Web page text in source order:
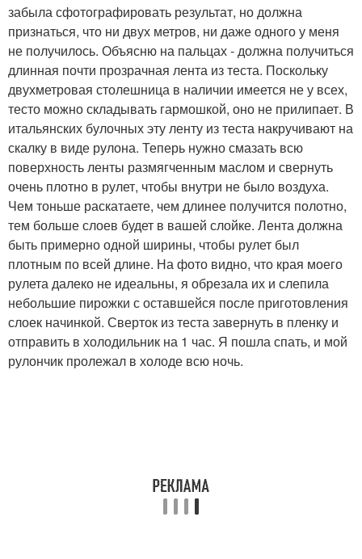
забыла сфотографировать результат, но должна
признаться, что ни двух метров, ни даже одного у меня
не получилось. Объясню на пальцах - должна получиться
длинная почти прозрачная лента из теста. Поскольку
двухметровая столешница в наличии имеется не у всех,
тесто можно складывать гармошкой, оно не прилипает. В
итальянских булочных эту ленту из теста накручивают на
скалку в виде рулона. Теперь нужно смазать всю
поверхность ленты размягченным маслом и свернуть
очень плотно в рулет, чтобы внутри не было воздуха.
Чем тоньше раскатаете, чем длинее получится полотно,
тем больше слоев будет в вашей слойке. Лента должна
быть примерно одной ширины, чтобы рулет был
плотным по всей длине. На фото видно, что края моего
рулета далеко не идеальны, я обрезала их и слепила
небольшие пирожки с оставшейся после приготовления
слоек начинкой. Сверток из теста завернуть в пленку и
отправить в холодильник на 1 час. Я пошла спать, и мой
рулончик пролежал в холоде всю ночь.